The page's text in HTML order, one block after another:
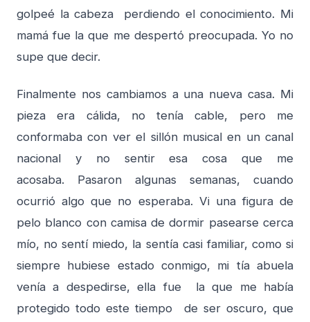
golpeé la cabeza perdiendo el conocimiento. Mi
mamá fue la que me despertó preocupada. Yo no
supe que decir.
Finalmente nos cambiamos a una nueva casa. Mi
pieza era cálida, no tenía cable, pero me
conformaba con ver el sillón musical en un canal
nacional y no sentir esa cosa que me
acosaba. Pasaron algunas semanas, cuando
ocurrió algo que no esperaba. Vi una figura de
pelo blanco con camisa de dormir pasearse cerca
mío, no sentí miedo, la sentía casi familiar, como si
siempre hubiese estado conmigo, mi tía abuela
venía a despedirse, ella fue la que me había
protegido todo este tiempo de ser oscuro, que